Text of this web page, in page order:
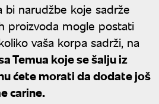
bi narudžbe koje sadrže
proizvoda mogle postati
vaša korpa sadrži, na
Temua koje se šalju iz
ćete morati da dodate još
carine.